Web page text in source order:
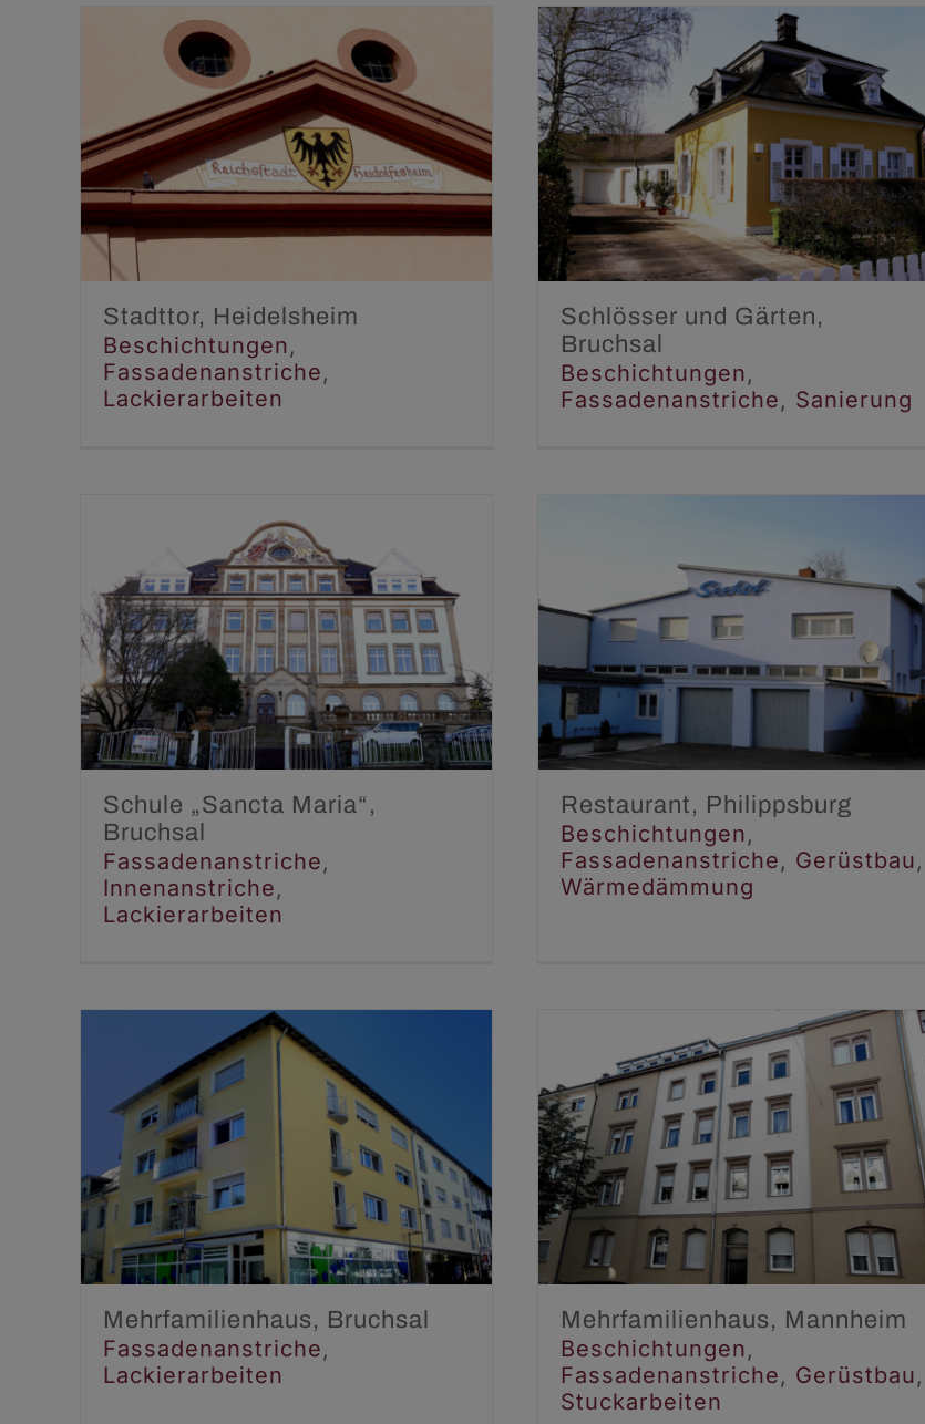
Stadttor, Heidelsheim
Beschichtungen Fassadenanstriche
Lackierarbeiten
Stadttor, Heidelsheim
Beschichtungen,
Fassadenanstriche,
Lackierarbeiten
Schlösser und Gärten,
Bruchsal
Beschichtungen Fassadenanstriche Sanierung
Schlösser und Gärten,
Bruchsal
Beschichtungen,
Fassadenanstriche, Sanierung
Schule „Sancta Maria“,
Bruchsal
Fassadenanstriche Innenanstriche
Lackierarbeiten
Schule „Sancta Maria“,
Bruchsal
Fassadenanstriche,
Innenanstriche,
Lackierarbeiten
Restaurant,
Philippsburg
Beschichtungen
Fassadenanstriche
Gerüstbau
Restaurant, Philippsburg
Beschichtungen,
Fassadenanstriche, Gerüstbau,
Wärmedämmung
Mehrfamilienhaus,
Bruchsal
Fassadenanstriche Lackierarbeiten
Mehrfamilienhaus, Bruchsal
Fassadenanstriche,
Lackierarbeiten
Mehrfamilienhaus,
Mannheim
Beschichtungen Fassadenanstriche
Gerüstbau Stuckarbeiten
Mehrfamilienhaus, Mannheim
Beschichtungen,
Fassadenanstriche, Gerüstbau,
Stuckarbeiten